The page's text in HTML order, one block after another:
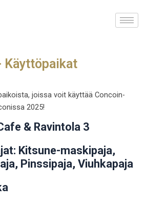
Käyttöpaikat
joissa voit käyttää Concoin-
2025!
& Ravintola 3
Kitsune-maskipaja,
Pinssipaja, Viuhkapaja